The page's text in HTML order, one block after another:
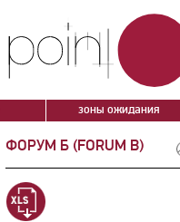
зоны ожидания
ФОРУМ Б (FORUM B)